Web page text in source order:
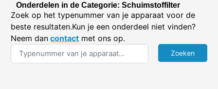
Onderdelen in de Categorie: Schuimstoffilter
Zoek op het typenummer van je apparaat voor de
beste resultaten.Kun je een onderdeel niet vinden?
Neem dan contact met ons op.